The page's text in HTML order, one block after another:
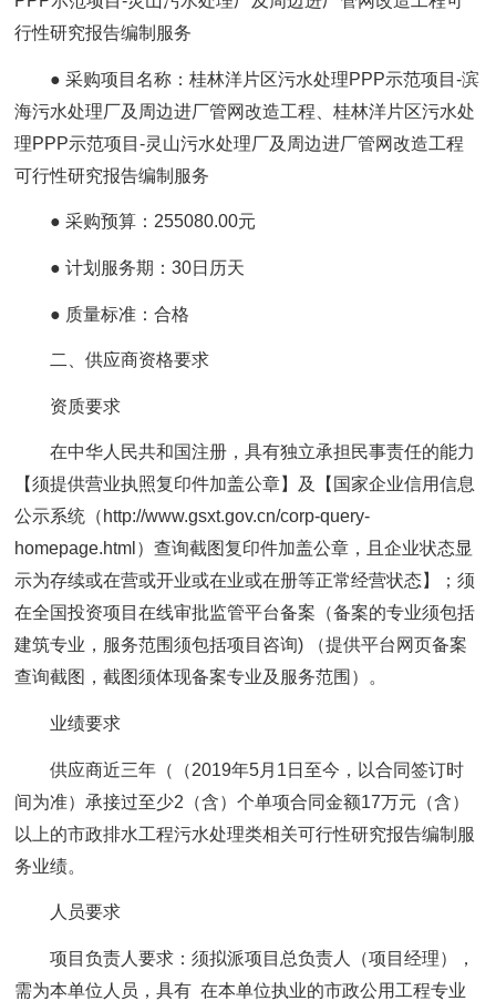
行性研究报告编制服务
● 采购项目名称：桂林洋片区污水处理PPP示范项目-滨
海污水处理厂及周边进厂管网改造工程、桂林洋片区污水处
理PPP示范项目-灵山污水处理厂及周边进厂管网改造工程
可行性研究报告编制服务
● 采购预算：255080.00元
● 计划服务期：30日历天
● 质量标准：合格
二、供应商资格要求
资质要求
在中华人民共和国注册，具有独立承担民事责任的能力
【须提供营业执照复印件加盖公章】及【国家企业信用信息
公示系统（http://www.gsxt.gov.cn/corp-query-
homepage.html）查询截图复印件加盖公章，且企业状态显
示为存续或在营或开业或在业或在册等正常经营状态】；须
在全国投资项目在线审批监管平台备案（备案的专业须包括
建筑专业，服务范围须包括项目咨询) （提供平台网页备案
查询截图，截图须体现备案专业及服务范围）。
业绩要求
供应商近三年（（2019年5月1日至今，以合同签订时
间为准）承接过至少2（含）个单项合同金额17万元（含）
以上的市政排水工程污水处理类相关可行性研究报告编制服
务业绩。
人员要求
项目负责人要求：须拟派项目总负责人（项目经理），
需为本单位人员，具有 在本单位执业的市政公用工程专业